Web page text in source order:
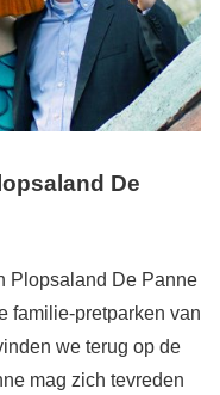
De
Plopsaland De Panne
familie-pretparken van
we terug op de
mag zich tevreden